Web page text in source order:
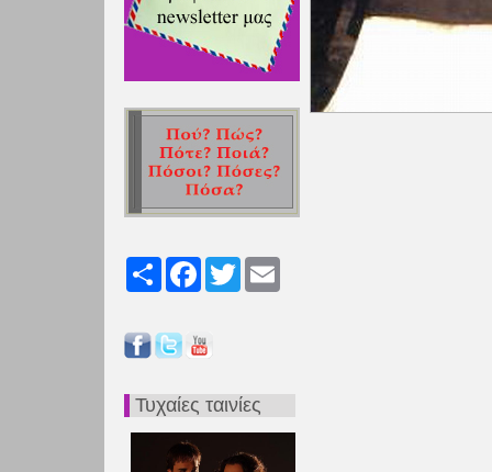
Share FacebookTwitter
Τυχαίες ταινίες